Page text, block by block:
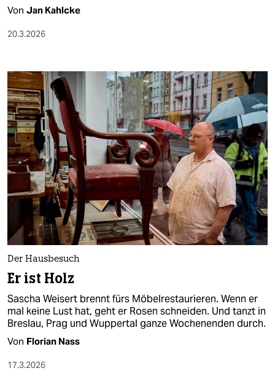
Von Jan Kahlcke
20.3.2026
Der Hausbesuch
Er ist Holz
Sascha Weisert brennt fürs Möbelrestaurieren. Wenn er
mal keine Lust hat, geht er Rosen schneiden. Und tanzt in
Breslau, Prag und Wuppertal ganze Wochenenden durch.
Von Florian Nass
17.3.2026